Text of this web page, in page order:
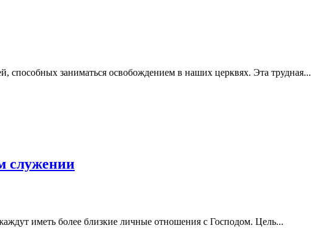
способных заниматься освобождением в наших церквях. Эта трудная...
служении
иметь более близкие личные отношения с Господом. Цель...